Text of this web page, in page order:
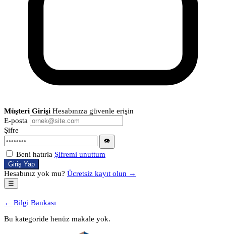
Müşteri Girişi Hesabınıza güvenle erişin
E-posta
Şifre
👁
Beni hatırla Şifremi unuttum
Giriş Yap
Hesabınız yok mu? Ücretsiz kayıt olun →
☰
← Bilgi Bankası
Bu kategoride henüz makale yok.